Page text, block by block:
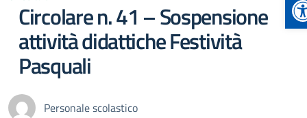
Circolare n. 41 – Sospensione
attività didattiche Festività
Pasquali
Personale scolastico